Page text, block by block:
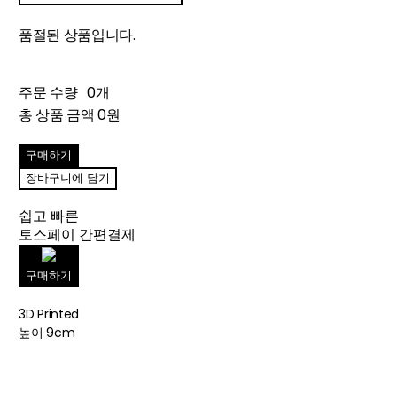
품절된 상품입니다.
주문 수량 0개
총 상품 금액 0원
구매하기
장바구니에 담기
쉽고 빠른
토스페이 간편결제
구매하기
3D Printed
높이 9cm